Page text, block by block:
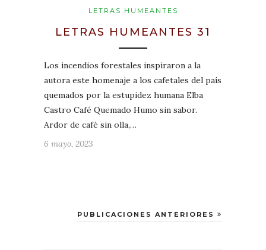
LETRAS HUMEANTES
LETRAS HUMEANTES 31
Los incendios forestales inspiraron a la
autora este homenaje a los cafetales del país
quemados por la estupidez humana Elba
Castro Café Quemado Humo sin sabor.
Ardor de café sin olla,…
6 mayo, 2023
PUBLICACIONES ANTERIORES